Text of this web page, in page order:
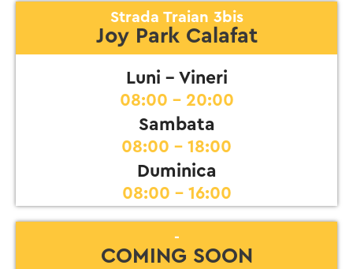
Strada Traian 3bis
Joy Park Calafat
Luni - Vineri
08:00 - 20:00
Sambata
08:00 - 18:00
Duminica
08:00 - 16:00
-
COMING SOON